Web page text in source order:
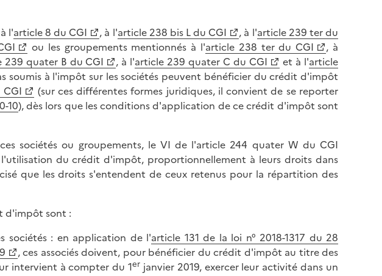
l'article 8 du CGI , à l'article 238 bis L du CGI , à l'article 239 ter du
ou les groupements mentionnés à l'article 238 ter du CGI
, à
239 quater B du CGI , à l'article 239 quater C du CGI et à l'article
soumis à l'impôt sur les sociétés peuvent bénéficier du crédit d'impôt
(sur ces différentes formes juridiques, il convient de se reporter
10), dès lors que les conditions d'application de ce crédit d'impôt sont
sociétés ou groupements, le VI de l'article 244 quater W du CGI
l'utilisation du crédit d'impôt, proportionnellement à leurs droits dans
que les droits s'entendent de ceux retenus pour la répartition des
d'impôt sont :
sociétés : en application de l'article 131 de la loi n° 2018-1317 du 28
, ces associés doivent, pour bénéficier du crédit d'impôt au titre des
intervient à compter du 1er janvier 2019, exercer leur activité dans un